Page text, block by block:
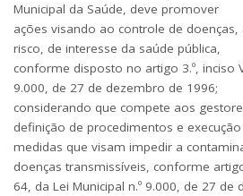
Municipal da Saúde, deve promover
ações visando ao controle de
risco, de interesse da saúde pública,
conforme disposto no artigo 3.º, inciso
9.000, de 27 de dezembro de 1996;
considerando que compete aos
definição de procedimentos e
medidas que visam impedir a
doenças transmissíveis, conforme
64, da Lei Municipal n.º 9.000, de 27 de